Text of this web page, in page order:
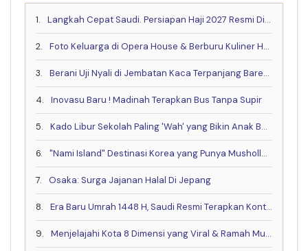
1. Langkah Cepat Saudi. Persiapan Haji 2027 Resmi Dimulai Lebih Awal
2. Foto Keluarga di Opera House & Berburu Kuliner Halal yang Lagi Hits di Sydney
3. Berani Uji Nyali di Jembatan Kaca Terpanjang Bareng Keluarga?
4. Inovasu Baru ! Madinah Terapkan Bus Tanpa Supir
5. Kado Libur Sekolah Paling 'Wah' yang Bikin Anak Betah!
6. "Nami Island" Destinasi Korea yang Punya Musholla & Resto Halal .
7. Osaka: Surga Jajanan Halal Di Jepang
8. Era Baru Umrah 1448 H, Saudi Resmi Terapkan Kontrak Digital & Buka Visa Akhir Mei
9. Menjelajahi Kota 8 Dimensi yang Viral & Ramah Muslim bareng Muslim Travel Indonesia